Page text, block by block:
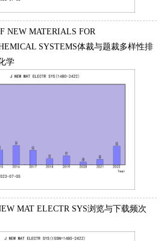
NEW MATERIALS FOR
SYSTEMS体裁与题裁多样性排
学
MAT ELECTR SYS浏览与下载频次